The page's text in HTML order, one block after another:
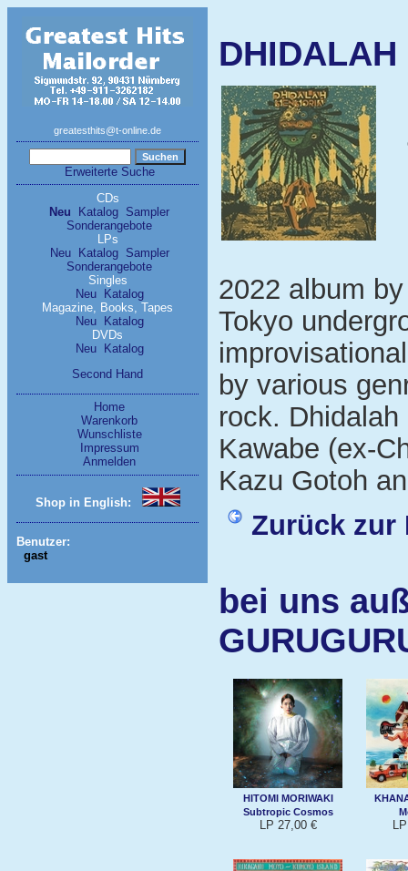
greatesthits@t-online.de
Erweiterte Suche
CDs
Neu
Katalog Sampler
Sonderangebote
LPs
Neu
Katalog
Sampler
Sonderangebote
Singles
Neu
Katalog
Magazine, Books, Tapes
Neu
Katalog
DVDs
Neu
Katalog
Second Hand
Home
Warenkorb
Wunschliste
Impressum
Anmelden
Shop in English:
Benutzer:
gast
2022 album
Tokyo
by various
rock.
Kawabe (ex-
Kazu Gotoh
Zurück zur
bei uns
HITOMI MORIWAKI
Subtropic Cosmos
LP 27,00 €